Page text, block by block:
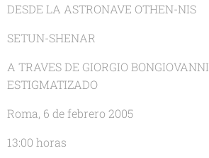
DESDE LA ASTRONAVE OTHEN-NIS
SETUN-SHENAR
A TRAVES DE GIORGIO BONGIOVANNI
ESTIGMATIZADO
Roma, 6 de febrero 2005
13:00 horas